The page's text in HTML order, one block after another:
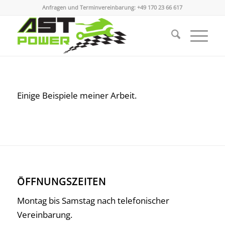
Anfragen und Terminvereinbarung:+49 170 23 66 617
Einige Beispiele meiner Arbeit.
ÖFFNUNGSZEITEN
Montag bis Samstag nach telefonischer
Vereinbarung.